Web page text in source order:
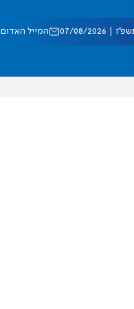
08/2026 המייל האדום